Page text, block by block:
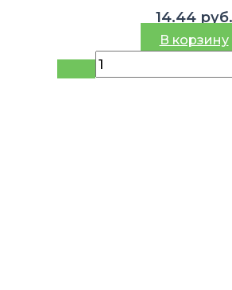
14.44 руб.
В корзину